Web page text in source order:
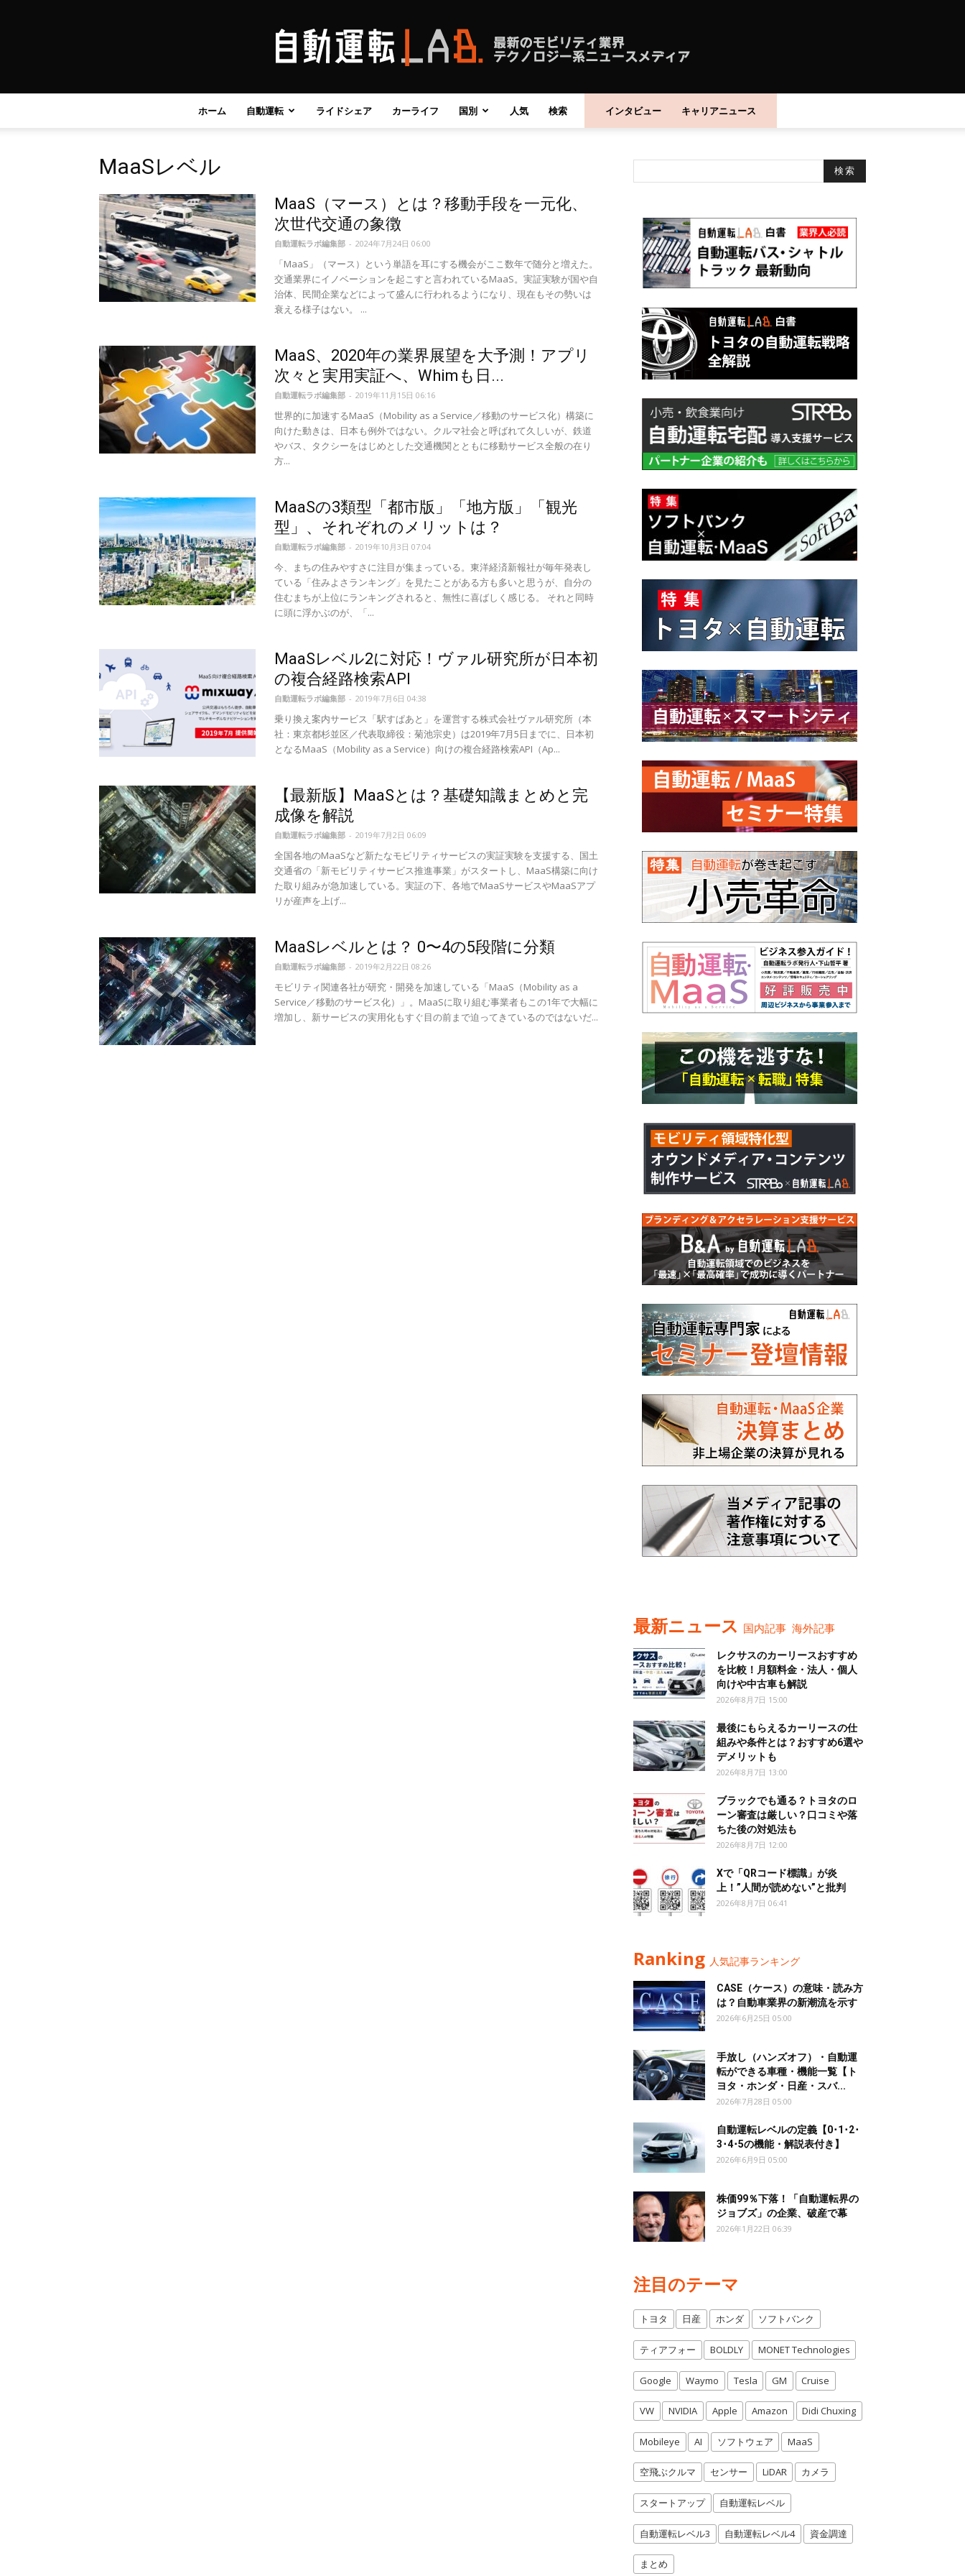
自
動
運
ボ
ホーム 自動運転 ライドシェア カーライフ 国別 人気 検索 インタビュー キャリアニュース
MaaSレベル
MaaS（マース）とは？移動手段を一元化、
次世代交通の象徴
自動運転ラボ編集部 - 2024年7月24日 06:00
「MaaS」（マース）という単語を耳にする機会がここ数年で随分と増えた。
交通業界にイノベーションを起こすと言われているMaaS。実証実験が国や自
治体、民間企業などによって盛んに行われるようになり、現在もその勢いは
衰える様子はない。 ...
MaaS、2020年の業界展望を大予測！アプリ
次々と実用実証へ、Whimも日...
自動運転ラボ編集部 - 2019年11月15日 06:16
世界的に加速するMaaS（Mobility as a Service／移動のサービス化）構築に
向けた動きは、日本も例外ではない。クルマ社会と呼ばれて久しいが、鉄道
やバス、タクシーをはじめとした交通機関とともに移動サービス全般の在り
方...
MaaSの3類型「都市版」「地方版」「観光
型」、それぞれのメリットは？
自動運転ラボ編集部 - 2019年10月3日 07:04
今、まちの住みやすさに注目が集まっている。東洋経済新報社が毎年発表し
ている「住みよさランキング」を見たことがある方も多いと思うが、自分の
住むまちが上位にランキングされると、無性に喜ばしく感じる。 それと同時
に頭に浮かぶのが、「...
MaaSレベル2に対応！ヴァル研究所が日本初
の複合経路検索API
自動運転ラボ編集部 - 2019年7月6日 04:38
乗り換え案内サービス「駅すぱあと」を運営する株式会社ヴァル研究所（本
社：東京都杉並区／代表取締役：菊池宗史）は2019年7月5日までに、日本初
となるMaaS（Mobility as a Service）向けの複合経路検索API（Ap...
【最新版】MaaSとは？基礎知識まとめと完
成像を解説
自動運転ラボ編集部 - 2019年7月2日 06:09
全国各地のMaaSなど新たなモビリティサービスの実証実験を支援する、国土
交通省の「新モビリティサービス推進事業」がスタートし、MaaS構築に向け
た取り組みが急加速している。実証の下、各地でMaaSサービスやMaaSアプ
リが産声を上げ...
MaaSレベルとは？ 0〜4の5段階に分類
自動運転ラボ編集部 - 2019年2月22日 08:26
モビリティ関連各社が研究・開発を加速している「MaaS（Mobility as a
Service／移動のサービス化）」。MaaSに取り組む事業者もこの1年で大幅に
増加し、新サービスの実用化もすぐ目の前まで迫ってきているのではないだ...
最新ニュース 国内記事 海外記事
レクサスのカーリースおすすめ
を比較！月額料金・法人・個人
向けや中古車も解説
2026年8月7日 15:00
最後にもらえるカーリースの仕
組みや条件とは？おすすめ6選や
デメリットも
2026年8月7日 13:00
ブラックでも通る？トヨタのロ
ーン審査は厳しい？口コミや落
ちた後の対処法も
2026年8月7日 12:00
Xで「QRコード標識」が炎
上！”人間が読めない”と批判
2026年8月7日 06:41
Ranking 人気記事ランキング
CASE（ケース）の意味・読み方
は？自動車業界の新潮流を示す
2026年6月25日 05:00
手放し（ハンズオフ）・自動運
転ができる車種・機能一覧【ト
ヨタ・ホンダ・日産・スバ...
2026年7月28日 05:00
自動運転レベルの定義【0･1･2･
3･4･5の機能・解説表付き】
2026年6月9日 05:00
株価99％下落！「自動運転界の
ジョブズ」の企業、破産で幕
2026年1月22日 06:39
注目のテーマ
トヨタ 日産 ホンダ ソフトバンク
ティアフォー BOLDLY MONET Technologies
Google Waymo Tesla GM Cruise
VW NVIDIA Apple Amazon Didi Chuxing
Mobileye AI ソフトウェア MaaS
空飛ぶクルマ センサー LiDAR カメラ
スタートアップ 自動運転レベル
自動運転レベル3 自動運転レベル4 資金調達
まとめ